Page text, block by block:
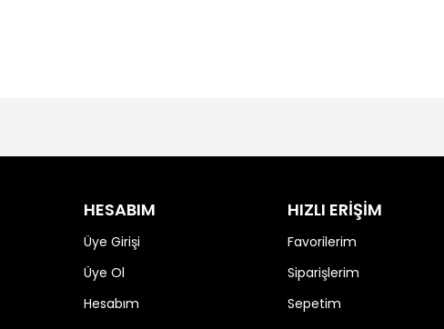
HESABIM
Üye Girişi
Üye Ol
Hesabım
HIZLI ERİŞİM
Favorilerim
Siparişlerim
Sepetim